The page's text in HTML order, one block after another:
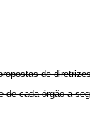
de
de cada órgão a